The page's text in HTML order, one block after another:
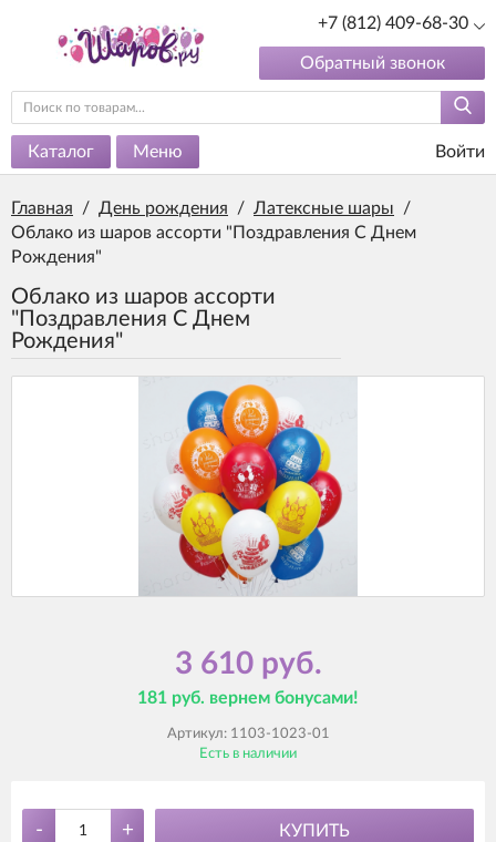
+7 (812) 409-68-30
Обратный звонок
Каталог Меню Войти
Главная / День рождения / Латексные шары
/
Облако из шаров ассорти "Поздравления С Днем
Рождения"
Облако из шаров ассорти
"Поздравления С Днем
Рождения"
3 610 руб.
181 руб. вернем бонусами!
Артикул: 1103-1023-01
Есть в наличии
- + КУПИТЬ